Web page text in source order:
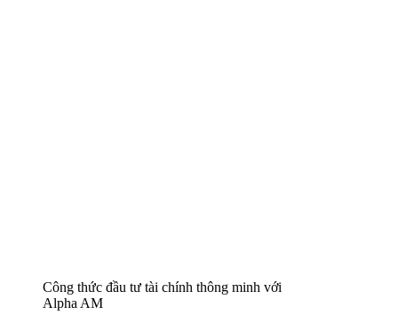
Công thức đầu tư tài chính thông minh với
Alpha AM